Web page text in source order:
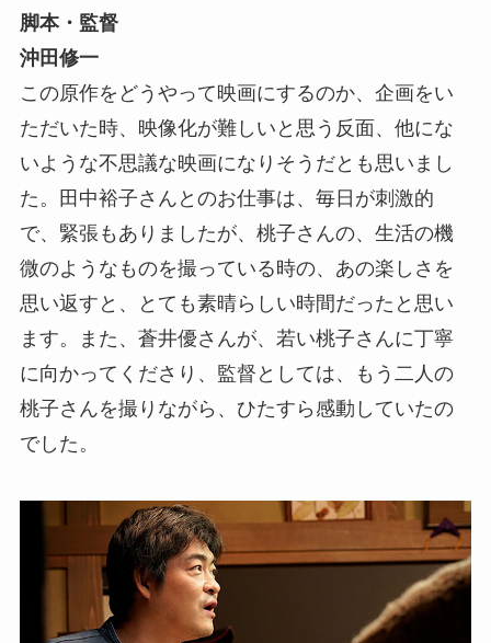
脚本・監督
沖田修一
この原作をどうやって映画にするのか、企画をい
ただいた時、映像化が難しいと思う反面、他にな
いような不思議な映画になりそうだとも思いまし
た。田中裕子さんとのお仕事は、毎日が刺激的
で、緊張もありましたが、桃子さんの、生活の機
微のようなものを撮っている時の、あの楽しさを
思い返すと、とても素晴らしい時間だったと思い
ます。また、蒼井優さんが、若い桃子さんに丁寧
に向かってくださり、監督としては、もう二人の
桃子さんを撮りながら、ひたすら感動していたの
でした。